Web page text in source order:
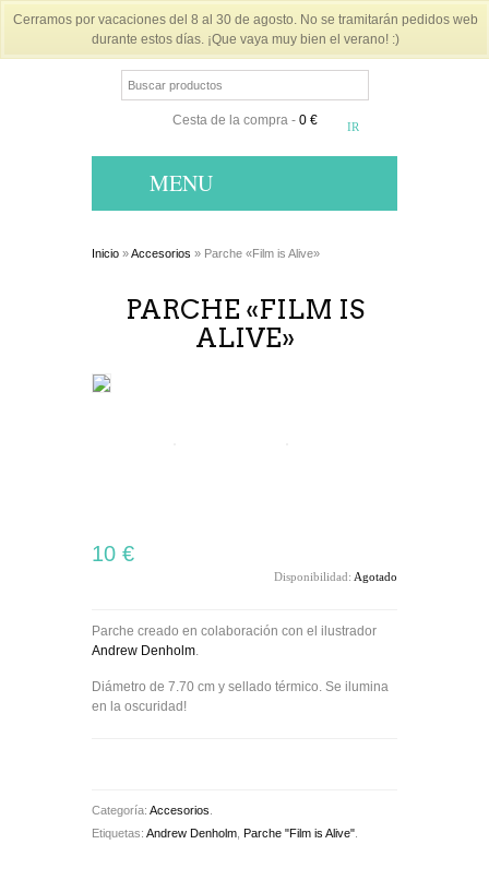
Cesta de la compra- 0 €
MENU
Inicio »Accesorios » Parche «Film is Alive»
PARCHE «FILM IS
ALIVE»
10 €
Disponibilidad: Agotado
Parche creado en colaboración con el ilustrador
Andrew Denholm.
Diámetro de 7.70 cm y sellado térmico. Se ilumina
en la oscuridad!
Categoría: Accesorios
Etiquetas: Andrew Denholm Parche "Film is Alive"
Cerramos por vacaciones del 8 al 30 de agosto. No se tramitarán pedidos web
durante estos días. ¡Que vaya muy bien el verano! :)